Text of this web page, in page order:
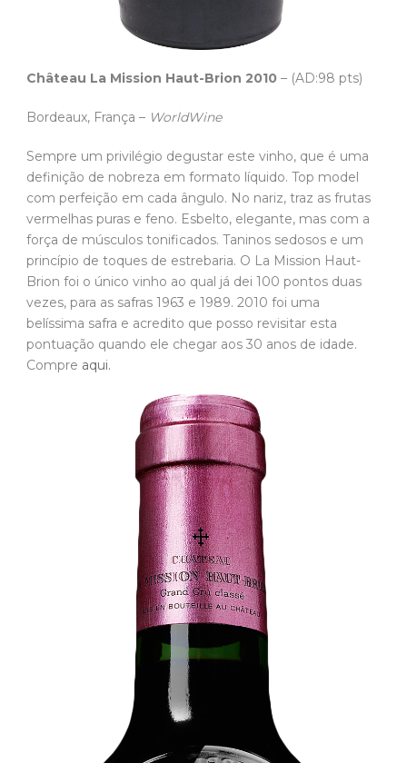
Château La Mission Haut-Brion 2010 – (AD:98 pts)
Bordeaux, França – WorldWine
Sempre um privilégio degustar este vinho, que é uma
definição de nobreza em formato líquido. Top model
com perfeição em cada ângulo. No nariz, traz as frutas
vermelhas puras e feno. Esbelto, elegante, mas com a
força de músculos tonificados. Taninos sedosos e um
princípio de toques de estrebaria. O La Mission Haut-
Brion foi o único vinho ao qual já dei 100 pontos duas
vezes, para as safras 1963 e 1989. 2010 foi uma
belíssima safra e acredito que posso revisitar esta
pontuação quando ele chegar aos 30 anos de idade.
Compre aqui.